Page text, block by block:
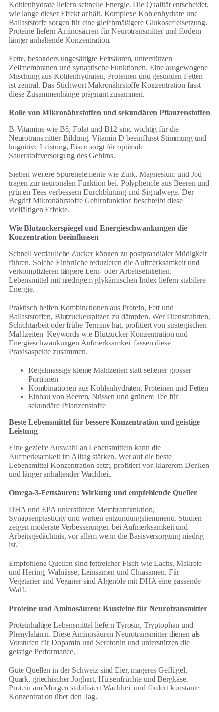
Kohlenhydrate liefern schnelle Energie. Die Qualität entscheidet,
wie lange dieser Effekt anhält. Komplexe Kohlenhydrate und
Ballaststoffe sorgen für eine gleichmäßigere Glukosefreisetzung.
Proteine liefern Aminosäuren für Neurotransmitter und fördern
länger anhaltende Konzentration.
Fette, besonders ungesättigte Fettsäuren, unterstützen
Zellmembranen und synaptische Funktionen. Eine ausgewogene
Mischung aus Kohlenhydraten, Proteinen und gesunden Fetten
ist zentral. Das Stichwort Makronährstoffe Konzentration fasst
diese Zusammenhänge prägnant zusammen.
Rolle von Mikronährstoffen und sekundären Pflanzenstoffen
B-Vitamine wie B6, Folat und B12 sind wichtig für die
Neurotransmitter-Bildung. Vitamin D beeinflusst Stimmung und
kognitive Leistung, Eisen sorgt für optimale
Sauerstoffversorgung des Gehirns.
Sieben weitere Spurenelemente wie Zink, Magnesium und Jod
tragen zur neuronalen Funktion bei. Polyphenole aus Beeren und
grünen Tees verbessern Durchblutung und Signalwege. Der
Begriff Mikronährstoffe Gehirnfunktion beschreibt diese
vielfältigen Effekte.
Wie Blutzuckerspiegel und Energieschwankungen die
Konzentration beeinflussen
Schnell verdauliche Zucker können zu postprandialer Müdigkeit
führen. Solche Einbrüche reduzieren die Aufmerksamkeit und
verkomplizieren längere Lern- oder Arbeitseinheiten.
Lebensmittel mit niedrigem glykämischen Index liefern stabilere
Energie.
Praktisch helfen Kombinationen aus Protein, Fett und
Ballaststoffen, Blutzuckerspitzen zu dämpfen. Wer Dienstfahrten,
Schichtarbeit oder frühe Termine hat, profitiert von strategischen
Mahlzeiten. Keywords wie Blutzucker Konzentration und
Energieschwankungen Aufmerksamkeit fassen diese
Praxisaspekte zusammen.
Regelmässige kleine Mahlzeiten statt seltener grosser
Portionen
Kombinationen aus Kohlenhydraten, Proteinen und Fetten
Einbau von Beeren, Nüssen und grünem Tee für
sekundäre Pflanzenstoffe
Beste Lebensmittel für bessere Konzentration und geistige
Leistung
Eine gezielte Auswahl an Lebensmitteln kann die
Aufmerksamkeit im Alltag stärken. Wer auf die beste
Lebensmittel Konzentration setzt, profitiert von klarerem Denken
und länger anhaltender Wachheit.
Omega-3-Fettsäuren: Wirkung und empfehlende Quellen
DHA und EPA unterstützen Membranfunktion,
Synapsenplasticity und wirken entzündungshemmend. Studien
zeigen moderate Verbesserungen bei Aufmerksamkeit und
Arbeitsgedächtnis, vor allem wenn die Basisversorgung niedrig
ist.
Empfohlene Quellen sind fettreicher Fisch wie Lachs, Makrele
und Hering, Walnüsse, Leinsamen und Chiasamen. Für
Vegetarier und Veganer sind Algenöle mit DHA eine passende
Wahl.
Proteine und Aminosäuren: Bausteine für Neurotransmitter
Proteinhaltige Lebensmittel liefern Tyrosin, Tryptophan und
Phenylalanin. Diese Aminosäuren Neurotransmitter dienen als
Vorstufen für Dopamin und Serotonin und unterstützen die
geistige Performance.
Gute Quellen in der Schweiz sind Eier, mageres Geflügel,
Quark, griechischer Joghurt, Hülsenfrüchte und Bergkäse.
Protein am Morgen stabilisiert Wachheit und fördert konstante
Konzentration über den Tag.